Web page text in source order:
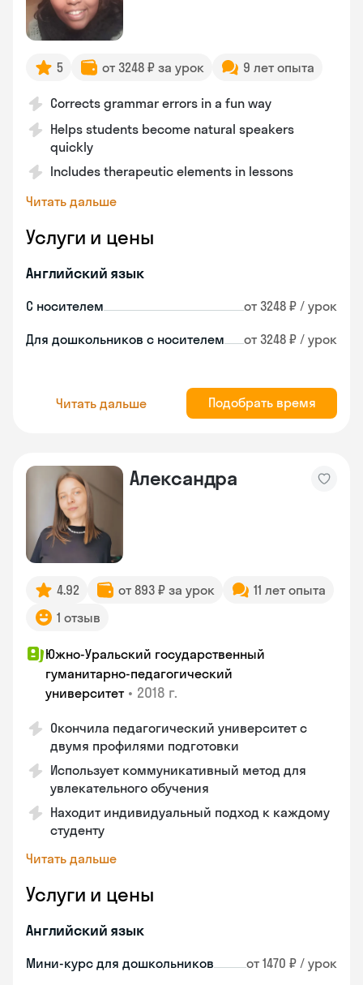
5 от 3248 ₽ за урок 9 лет опыта
Corrects grammar errors in a fun way
Helps students become natural speakers
quickly
Includes therapeutic elements in lessons
Читать дальше
Услуги и цены
Английский язык
С носителем от 3248 ₽ / урок
Для дошкольников с носителем от 3248 ₽ / урок
Читать дальше Подобрать время
Александра
4.92 от 893 ₽ за урок
11 лет опыта
1 отзыв
Южно-Уральский государственный
гуманитарно-педагогический
университет • 2018 г.
Окончила педагогический университет с
двумя профилями подготовки
Использует коммуникативный метод для
увлекательного обучения
Находит индивидуальный подход к каждому
студенту
Читать дальше
Услуги и цены
Английский язык
Мини-курс для дошкольников от 1470 ₽ / урок